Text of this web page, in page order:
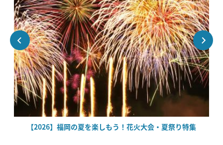
【2026】福岡の夏を楽しもう！花火大会・夏祭り特集